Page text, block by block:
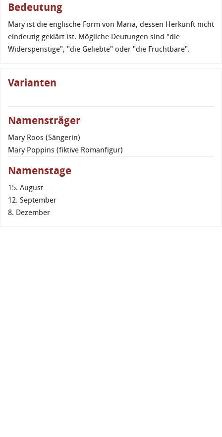
Bedeutung
Mary ist die englische Form von Maria, dessen Herkunft nicht
eindeutig geklärt ist. Mögliche Deutungen sind "die
Widerspenstige", "die Geliebte" oder "die Fruchtbare".
Varianten
Namensträger
Mary Roos (Sängerin)
Mary Poppins (fiktive Romanfigur)
Namenstage
15. August
12. September
8. Dezember